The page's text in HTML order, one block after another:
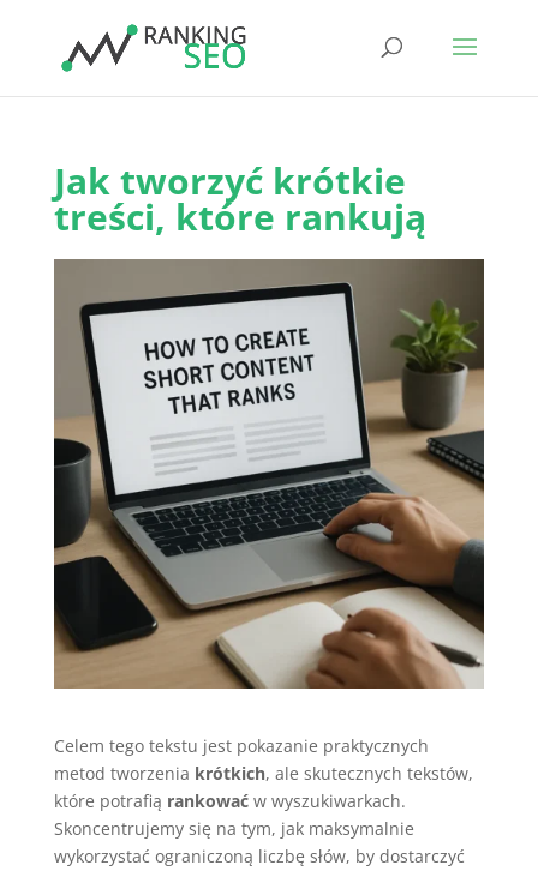
Jak tworzyć krótkie
treści, które rankują
Celem tego tekstu jest pokazanie praktycznych
metod tworzenia krótkich, ale skutecznych tekstów,
które potrafią rankowaćw wyszukiwarkach.
Skoncentrujemy się na tym, jak maksymalnie
wykorzystać ograniczoną liczbę słów, by dostarczyć